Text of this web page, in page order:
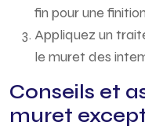
fin pour une
Appliquez un
le muret des
Conseils et
muret